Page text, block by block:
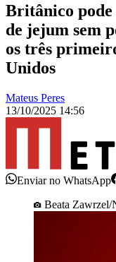
Britânico
de jejum sem
os três
Unidos
Mateus Peres
13/10/2025 14:56
Enviar no WhatsApp
Beata Zawrzel/